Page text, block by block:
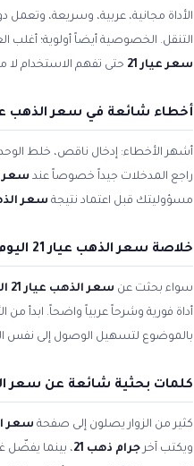
الأداة مجانية، عربية، وسريعة،
التنقل. الخصوصية أيضاً أولوية؛ أغلب
سعر عيار 21
حتى تفهم الاستخدام لا
أخطاء شائعة في سعر الذهب عيار 21 اليوم وسعر عيار 21
أشهر الأخطاء: إدخال ناقص، خلط
راجع المدخلات جيداً خصوصاً عند سعر
مسؤوليتك قبل اعتماد نتيجة سعر الذهب
خلاصة سعر الذهب عيار 21 اليوم وجرام ذهب 21 وسعر الذهب عيار 21
سواء بحثت عن سعر الذهب عيار 21 اليوم
أداة فورية وشرحاً عربياً واضحاً. ابدأ
بالموضوع لتسهيل الوصول إلى نفس
كلمات بحثية شائعة عن سعر الذهب
كثير من الزوار يصلون إلى صفحة سعر
ويكتب آخر جرام ذهب 21 ، بينما يفضّل